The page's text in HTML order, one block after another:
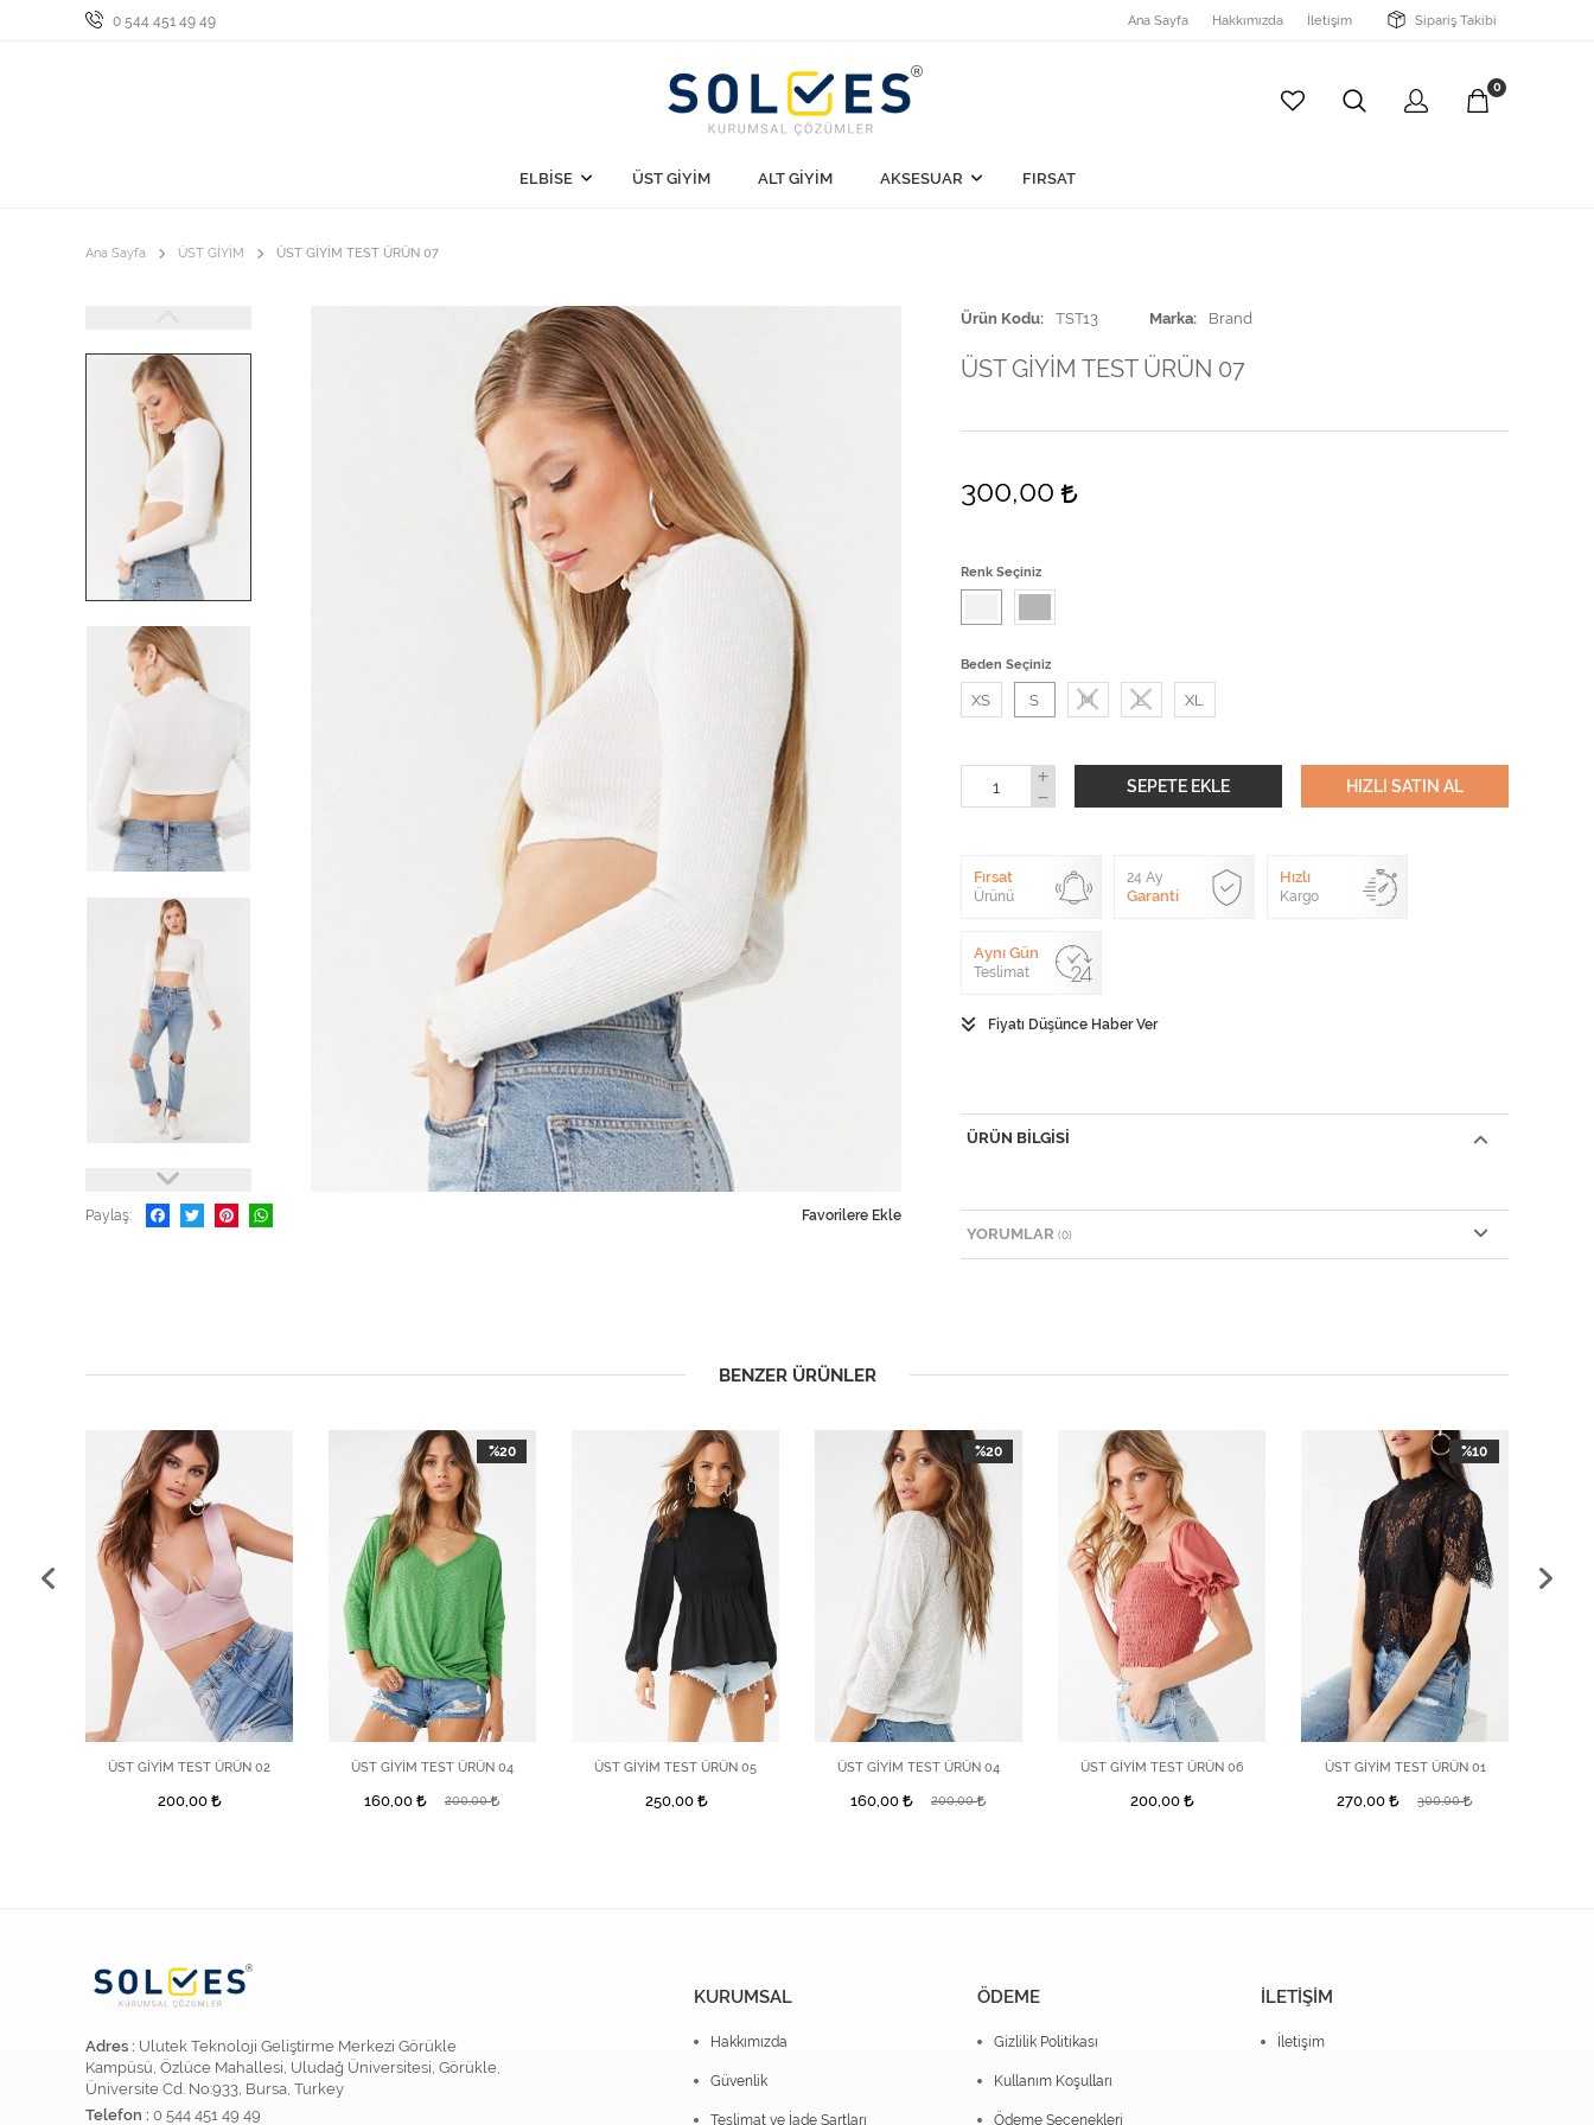
0 544 451 49 49 Ana Sayfa Hakkımızda İletişim Sipariş Takibi
0
ELBİSE ÜST GİYİM ALT GİYİM AKSESUAR FIRSAT
Ana Sayfa ÜST GİYİM ÜST GİYİM TEST ÜRÜN 07
Paylaş Favorilere Ekle
Ürün Kodu TST13 Marka Brand
ÜST GİYİM TEST ÜRÜN 07
300,00
Renk Seçiniz
Beden Seçiniz
XS S M L XL
SEPETE EKLE HIZLI SATIN AL
Fırsat
Ürünü
24 Ay
Garanti
Hızlı
Kargo
Aynı Gün
Teslimat
Fiyatı Düşünce Haber Ver
ÜRÜN BILGISI
YORUMLAR (0)
BENZER ÜRÜNLER
ÜST GİYİM TEST ÜRÜN 02
200,00
ÜST GİYİM TEST ÜRÜN 04
160,00 200,00
%20
ÜST GİYİM TEST ÜRÜN 05
250,00
ÜST GİYİM TEST ÜRÜN 04
160,00 200,00
%20
ÜST GİYİM TEST ÜRÜN 06
200,00
ÜST GİYİM TEST ÜRÜN 01
270,00 300,00
%10
Adres : Ulutek Teknoloji Geliştirme Merkezi Görükle
Kampüsü, Özlüce Mahallesi, Uludağ Üniversitesi, Görükle,
Üniversite Cd. No:933, Bursa, Turkey
Telefon : 0 544 451 49 49
KURUMSAL
Hakkımızda
Güvenlik
Teslimat ve İade Şartları
ÖDEME
Gizlilik Politikası
Kullanım Koşulları
Ödeme Seçenekleri
İLETİŞİM
İletişim